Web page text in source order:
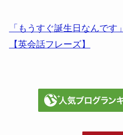
「もうすぐ誕生日なんです
【英会話フレーズ】